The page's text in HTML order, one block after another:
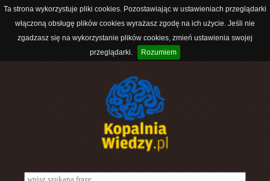
Ta strona wykorzystuje pliki cookies. Pozostawiając w ustawieniach przeglądarki
włączoną obsługę plików cookies wyrażasz zgodę na ich użycie. Jeśli nie
zgadzasz się na wykorzystanie plików cookies, zmień ustawienia swojej
przeglądarki.
Rozumiem